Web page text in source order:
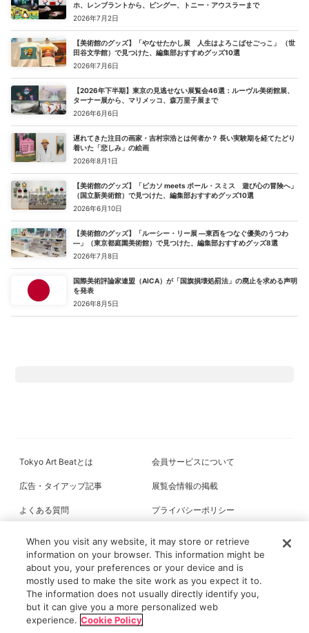
ホ、レンブラントから、ピングー、トニー・アウスラーまで
2026年7月2日
【美術館のグッズ】「やなせたかし展 人生はよろこばせごっこ」 （世
田谷文学館）で見つけた、編集部おすすめグッズ10選
2026年7月6日
【2026年下半期】東京の見逃せない展覧会46選：ルーヴル美術館展、
ターナー展から、マリメッコ、森万里子展まで
2026年6月6日
遅れてきた注目の画家・吉村宗浩とは何者か？ 長い実験期を経てたどり
着いた「悲しみ」の絵画
2026年8月1日
【美術館のグッズ】「ピカソ meets ポール・スミス 遊び心の冒険へ」
（国立新美術館）で見つけた、編集部おすすめグッズ10選
2026年6月10日
【美術館のグッズ】「ルーシー・リー展 ―東西をつなぐ優美のうつわ
―」（東京都庭園美術館）で見つけた、編集部おすすめグッズ8選
2026年7月8日
国際美術評論家連盟（AICA）が「国旗損壊処罰法」の廃止を求める声明
を発表
2026年8月5日
Tokyo Art Beatとは 会員サービスについて
広告・タイアップ記事 展覧会情報の掲載
よくある質問 プライバシーポリシー
All content on this site is © its respective owner(s). Tokyo Art Beat (2004-
2026).
When you visit any website, it may store or retrieve
information on your browser. This information might be
about you, your preferences or your device and is
mostly used to make the site work as you expect it to.
The information does not usually directly identify you,
but it can give you a more personalized web
experience. Cookie Policy